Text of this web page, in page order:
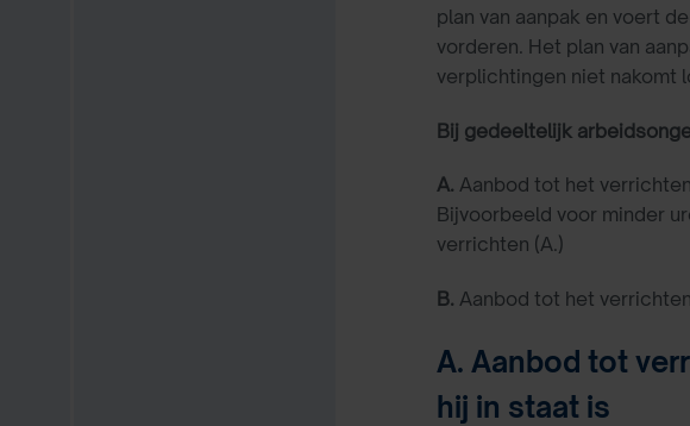
plan van aanpak en voert
vorderen. Het plan van
verplichtingen niet nakomt
Bij gedeeltelijk
A. Aanbod tot het
Bijvoorbeeld voor minder
verrichten (A.)
B. Aanbod tot het
A. Aanbod tot
hij in staat is